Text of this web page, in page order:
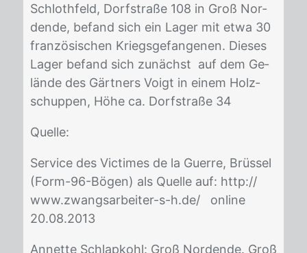
Schlo­th­feld, Dorf­stra­ße 108 in Groß Nor­
den­de, be­fand sich ein La­ger mit etwa 30
fran­zö­si­schen Kriegs­ge­fan­ge­nen. Die­ses
La­ger be­fand sich zu­nächst auf dem Ge­
län­de des Gärt­ners Voigt in ei­nem Holz­
schup­pen, Höhe ca. Dorf­stra­ße 34
Quel­le:
Ser­vice des Vic­ti­mes de la Gu­er­re, Brüs­sel
(Form-96-Bö­gen) als Quel­le auf: http://​
www.zwangs­ar­bei­ter-s-h.de/ on­line
20.08.2013
An­net­te Schlap­kohl: Groß Nor­den­de. Groß